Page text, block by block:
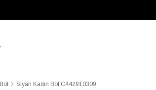
Bot Siyah Kadın Bot C442910309